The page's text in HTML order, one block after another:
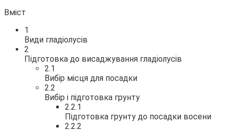
Вміст
1
Види гладіолусів
2
Підготовка до висаджування гладіолусів
2.1
Вибір місця для посадки
2.2
Вибір і підготовка грунту
2.2.1
Підготовка грунту до посадки восени
2.2.2